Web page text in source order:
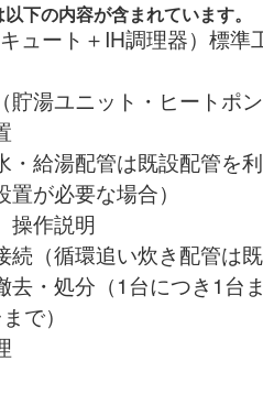
下の内容が含まれています。
ュート＋IH調理器）標準
貯湯ユニット・ヒートポ
給湯配管は既設配管を利
が必要な場合）
操作説明
（循環追い炊き配管は既
・処分（1台につき1台ま
で）